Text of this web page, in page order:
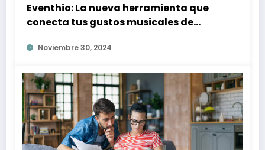
Eventhio: La nueva herramienta que
conecta tus gustos musicales de
Spotify con conciertos en tu zona
Noviembre 30, 2024